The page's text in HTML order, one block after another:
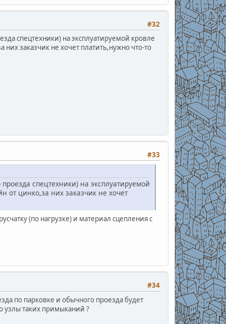
#32
спецтехники) на эксплуатируемой кровле
заказчик не хочет платить,нужно что-то
#33
спецтехники) на эксплуатируемой
от цинко,за них заказчик не хочет
(по нагрузке) и материал сцепления с
#34
по парковке и обычного проезда будет
узлы таких примыканий ?